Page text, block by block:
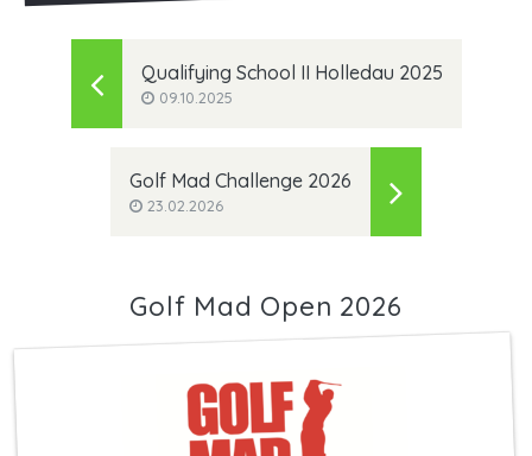
Qualifying School II Holledau 2025
09.10.2025
Golf Mad Challenge 2026
23.02.2026
Golf Mad Open 2026